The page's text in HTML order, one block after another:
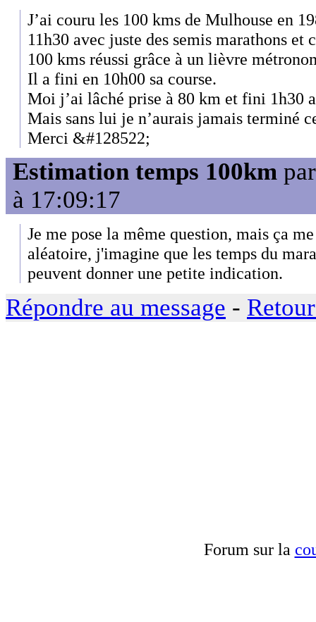
J’ai couru les 100 kms de Mulhouse en
11h30 avec juste des semis marathons et
100 kms réussi grâce à un lièvre
Il a fini en 10h00 sa course.
Moi j’ai lâché prise à 80 km et fini 1h30
Mais sans lui je n’aurais jamais terminé
Merci &#128522;
Estimation temps 100km
à 17:09:17
Je me pose la même question, mais ça
aléatoire, j'imagine que les temps du
peuvent donner une petite indication.
Répondre au message -
Forum sur la